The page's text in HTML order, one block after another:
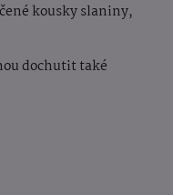
kousky slaniny,
dochutit také